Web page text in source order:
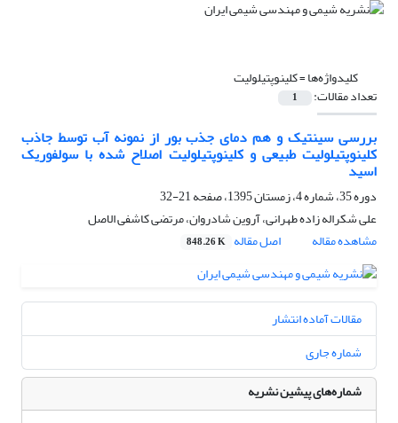
کلیدواژه‌ها =کلینوپتیلولیت
تعداد مقالات: 1
بررسی سینتیک و هم دمای جذب بور از نمونه آب توسط جاذب
کلینوپتیلولیت طبیعی و کلینوپتیلولیت اصلاح شده با سولفوریک
اسید
دوره 35، شماره 4، زمستان 1395، صفحه
21-32
علی شکراله زاده طهرانی، آروین شادروان، مرتضی کاشفی الاصل
مشاهده مقاله
اصل مقاله 848.26 K
مقالات آماده انتشار
شماره جاری
شماره‌های پیشین نشریه